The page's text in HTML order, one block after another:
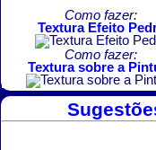
Como fazer:
Textura Efeito
Como fazer:
Textura sobre a